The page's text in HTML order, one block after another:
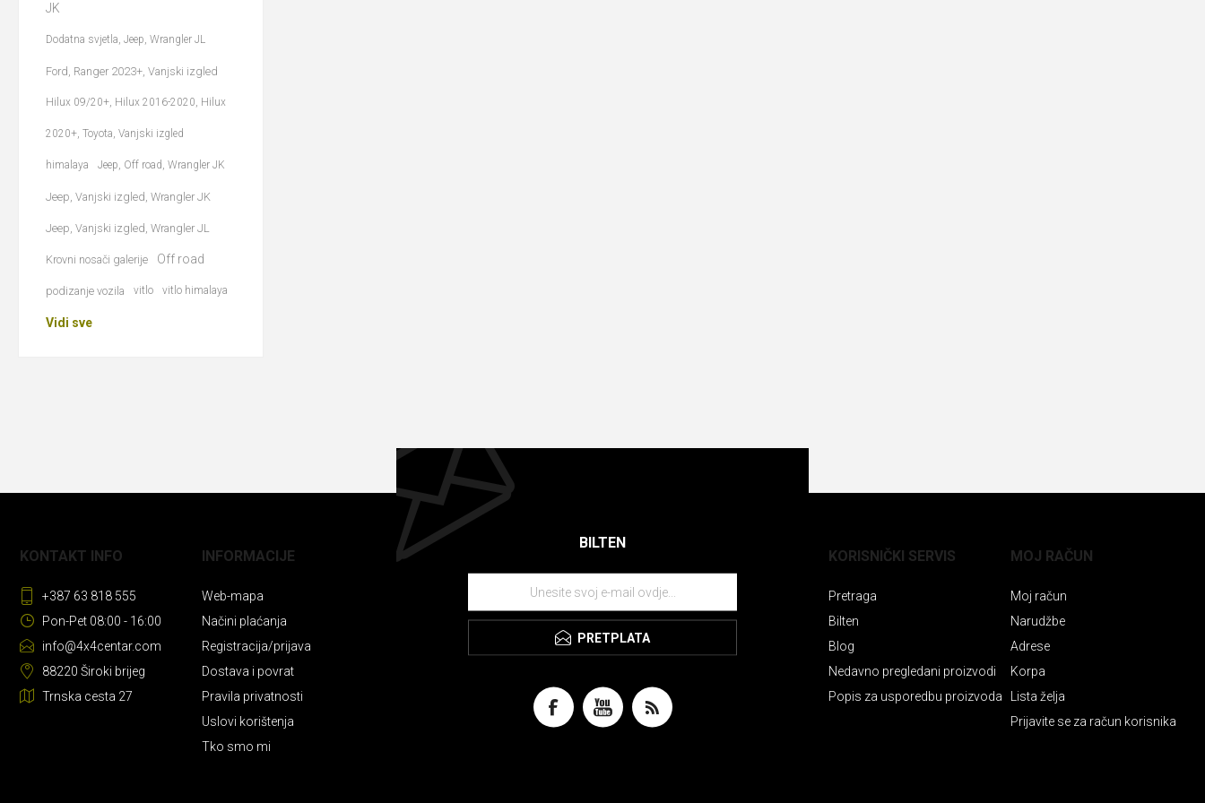
JK
Dodatna svjetla, Jeep, Wrangler JL
Ford, Ranger 2023+, Vanjski izgled
Hilux 09/20+, Hilux 2016-2020, Hilux
2020+, Toyota, Vanjski izgled
himalaya Jeep, Off road, Wrangler JK
Jeep, Vanjski izgled, Wrangler JK
Jeep, Vanjski izgled, Wrangler JL
Krovni nosači galerije Off road
podizanje vozila vitlo vitlo himalaya
Vidi sve
BILTEN
PRETPLATA
KONTAKT INFO
+387 63 818 555
Pon-Pet 08:00 - 16:00
info@4x4centar.com
88220 Široki brijeg
Trnska cesta 27
INFORMACIJE
Web-mapa
Načini plaćanja
Registracija/prijava
Dostava i povrat
Pravila privatnosti
Uslovi korištenja
Tko smo mi
KORISNIČKI SERVIS
Pretraga
Bilten
Blog
Nedavno pregledani proizvodi
Popis za usporedbu proizvoda
MOJ RAČUN
Moj račun
Narudžbe
Adrese
Korpa
Lista želja
Prijavite se za račun korisnika